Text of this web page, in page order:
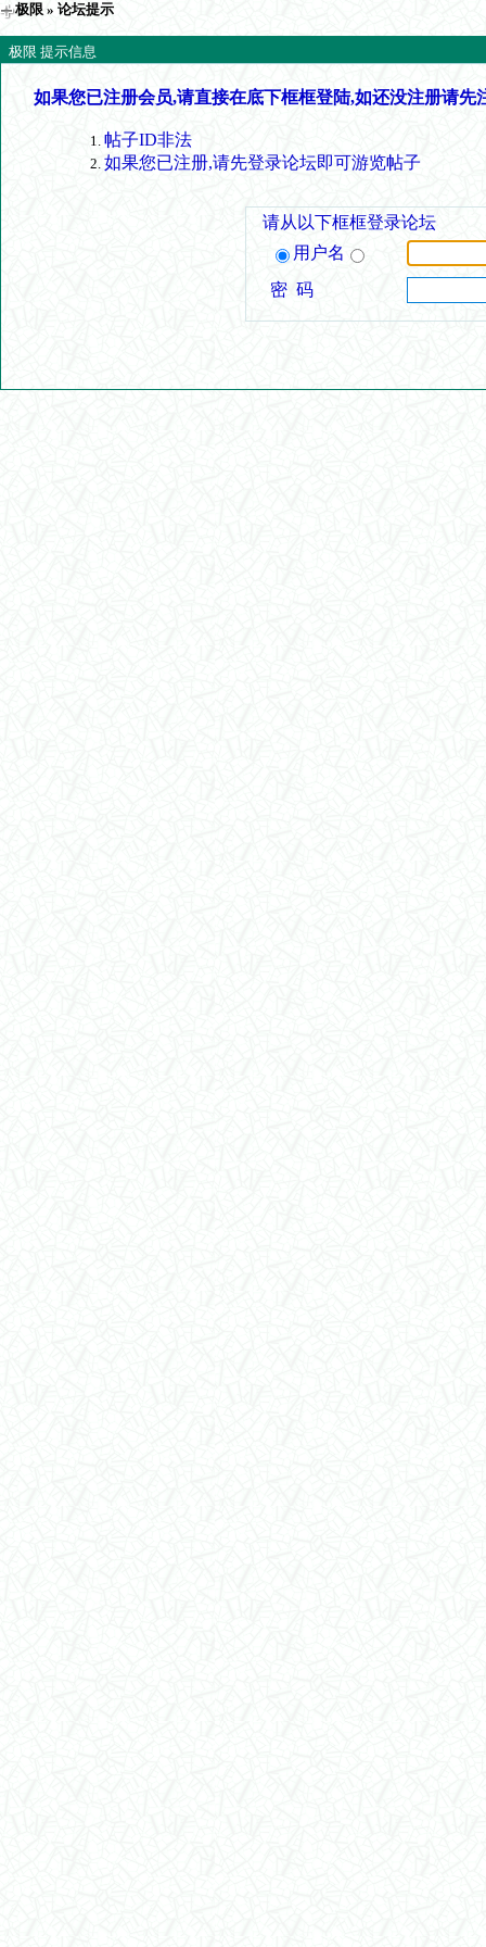
极限 » 论坛提示
极限 提示信息
如果您已注册会员,请直接在底下框框登陆,如还没注册请先
帖子ID非法
如果您已注册,请先登录论坛即可游览帖子
请从以下框框登录论坛
用户名
密 码